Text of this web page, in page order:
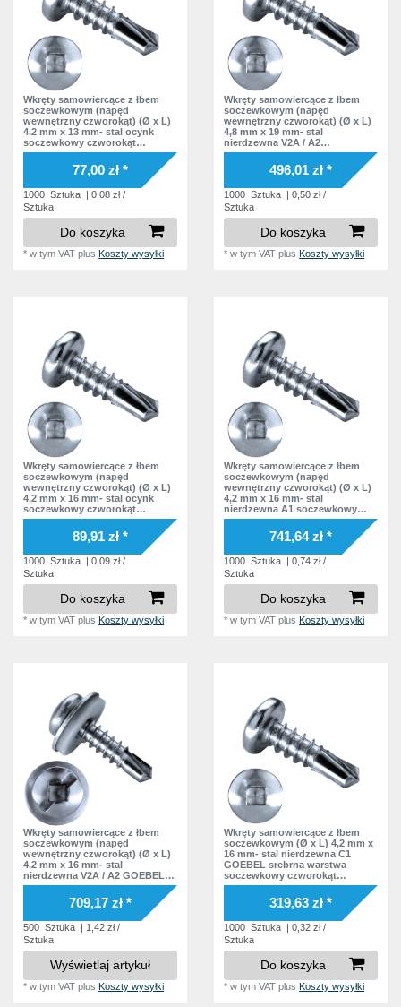
Wkręty samowiercące z łbem
soczewkowym (napęd
wewnętrzny czworokąt) (Ø x L)
4,2 mm x 13 mm- stal ocynk
soczewkowy czworokąt
wewnątrz Podkładka bez
podkładki DIN7504 SQ Norma
77,00 zł *
1000 Sztuka | 0,08 zł /
Sztuka
Do koszyka
*w tym VAT plusKoszty wysyłki
Wkręty samowiercące z łbem
soczewkowym (napęd
wewnętrzny czworokąt) (Ø x L)
4,8 mm x 19 mm- stal
nierdzewna V2A / A2
soczewkowy czworokąt
wewnątrz Podkładka bez
podkładki DIN7504 SQ Norma
496,01 zł *
1000 Sztuka | 0,50 zł /
Sztuka
Do koszyka
*w tym VAT plusKoszty wysyłki
Wkręty samowiercące z łbem
soczewkowym (napęd
wewnętrzny czworokąt) (Ø x L)
4,2 mm x 16 mm- stal ocynk
soczewkowy czworokąt
wewnątrz Podkładka bez
podkładki DIN7504 SQ Norma
zakładowa89,91 zł *
1000 Sztuka | 0,09 zł /
Sztuka
Do koszyka
*w tym VAT plusKoszty wysyłki
Wkręty samowiercące z łbem
soczewkowym (napęd
wewnętrzny czworokąt) (Ø x L)
4,2 mm x 16 mm- stal
nierdzewna A1 soczewkowy
czworokąt wewnątrz Podkładka
bez podkładki DIN7504 SQ
Norma zakładowa
741,64 zł *
1000 Sztuka | 0,74 zł /
Sztuka
Do koszyka
*w tym VAT plusKoszty wysyłki
Wkręty samowiercące z łbem
soczewkowym (napęd
wewnętrzny czworokąt) (Ø x L)
4,2 mm x 16 mm- stal
nierdzewna V2A / A2 GOEBEL
srebrna warstwa soczewkowy
nacięcie / czworokąt wewnątrz
Podkładka EPDM DIN7504 SQ
709,17 zł *
500 Sztuka | 1,42 zł /
Sztuka
Wyświetlaj artykuł
*w tym VAT plusKoszty wysyłki
Wkręty samowiercące z łbem
soczewkowym (Ø x L) 4,2 mm x
16 mm- stal nierdzewna C1
GOEBEL srebrna warstwa
soczewkowy czworokąt
wewnątrz Podkładka bez
podkładki DIN7504 SQ Norma
zakładowa319,63 zł *
1000 Sztuka | 0,32 zł /
Sztuka
Do koszyka
*w tym VAT plusKoszty wysyłki